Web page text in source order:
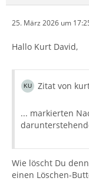
25. März 2026 um
Hallo Kurt David,
Zitat von
... markierten
Wie löscht Du
einen Löschen-